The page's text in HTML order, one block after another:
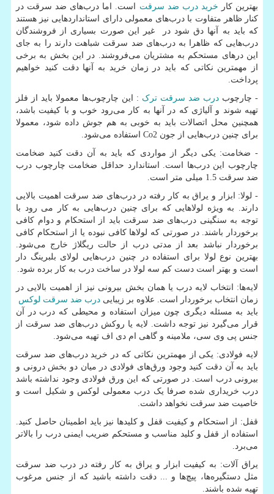
بهترین کار خرید درب ضد سرقت است. اما دربهای ضد سرقت در
کنار ظاهر متفاوت با دربهای معمولی دارای استانداردهایی نیز هستند
که باید به آنها دق شود در غیر این صورت بسیاری از فروشندگان
دربهایی که ظاهرا به دربهای ضد سرقت شباهت دارند را به جای
این درهای مستحکم به مشتریان میفروشند. در این بخش به برخی
از مهمترین نکاتی که باید در زمان خرید به آنها دقت کنید خواهیم
پرداخت.
- چارچوب درب ضد سرقت ترک : این چارچوبها معمولا باید از فلز
تهیه شوند و آلیاژی که در آنها به کار میرود خوب و با کیفیت باشد،
همچنین محل اتصالات باید به خوبی به هم جوش داده شود، معمولا
برای چنین دربهایی از جون Co2 استفاده میشود.
- ضخامت: یکی دیگر از مواردی که باید به آن دقت کنید ضخامت
چارچوب این دربها است. استاندارد حداقل ضخامت چارچوب درب
ضد سرقت 1.5 میلی متر است.
- لولا: ابزار و یراق به کار رفته در دربهای ضد سرقت اهمیت بالایی
دارند. به ویژه لولاهایی که برای چنین دربهایی به کار می رود با
توجه به سنگینی دربهای ضد سرقت باید از استحکام و دوام کافی
برخوردار باشند. در صورتی که لولاها کافی نبوده یا از استحکام کافی
برخوردار نباشد بعد از مدتی درب از حالت ریگلاژ خارج میشود.
بهترین نوع لولا برای استفاده در چنین دربهایی لولای بلبرینگ دار
است و بهتر است دست کم سه لولا در ساخت درب به کار برده شود.
لایهها: انتخاب لایه درب یا همان بخش بیرونی نیز از اهمیت بالایی در
زمان انتخاب برخوردار است. علاوه بر زیبایی درب ضد سرقت لوکس
باید به مسئله دیگری چون میزان استفاده و محیطی که درب در آن
قرار میگیرد نیز توجه داشت. لایه یا روکش دربهای ضد سرقت از
جنس پی وی سی، ملامینه و گاهی ام دی اف تهیه میشود.
لایه فولادی: یکی از مهمترین نکاتی که در خرید دربهای ضد سرقت
باید به آن دقت کنید وجود ورقهای فولادی در میان دو بخش درونی و
بیرونی درب است. در صورتی که این ورق فولادی وجود نداشته باشد
درب خریداری شده صرفا یک درب معمولی لوکس و شکیل است و
خاصیت ضد سرقت نخواهد داشت.
قفل: از استحکام و کیفیت قفل و کلیدها نیز باید اطمینان حاصل کنید.
استفاده از قفل و کلید مناسب و مستحکم ضریب ایمنی درب را بالاتر
میبرد.
یراق آلات: به کیفیت ابزار و یراق به کار رفته در درب ضد سرقت
مثل دستگیرهها، پیچها و ... دقت داشته باشید که از جنس مرغوب
تهیه شده باشند.